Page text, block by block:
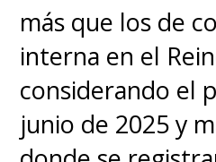
más que los de
interna en el
considerando el
junio de 2025 y